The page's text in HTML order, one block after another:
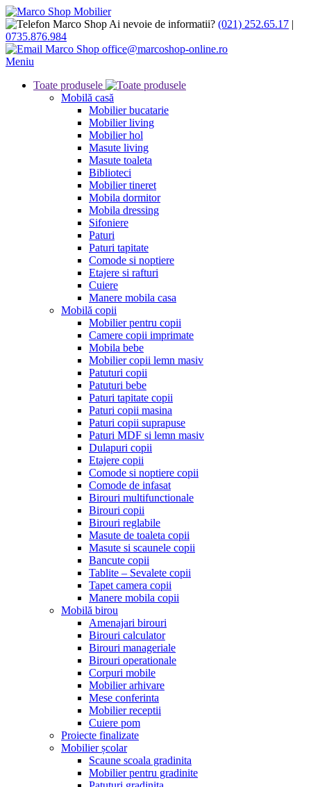
Ai nevoie de informatii? (021) 252.65.17 |
0735.876.984
office@marcoshop-online.ro
Meniu
Toate produsele
Mobilă casă
Mobilier bucatarie
Mobilier living
Mobilier hol
Masute living
Masute toaleta
Biblioteci
Mobilier tineret
Mobila dormitor
Mobila dressing
Sifoniere
Paturi
Paturi tapitate
Comode si noptiere
Etajere si rafturi
Cuiere
Manere mobila casa
Mobilă copii
Mobilier pentru copii
Camere copii imprimate
Mobila bebe
Mobilier copii lemn masiv
Patuturi copii
Patuturi bebe
Paturi tapitate copii
Paturi copii masina
Paturi copii suprapuse
Paturi MDF si lemn masiv
Dulapuri copii
Etajere copii
Comode si noptiere copii
Comode de infasat
Birouri multifunctionale
Birouri copii
Birouri reglabile
Masute de toaleta copii
Masute si scaunele copii
Bancute copii
Tablite – Sevalete copii
Tapet camera copii
Manere mobila copii
Mobilă birou
Amenajari birouri
Birouri calculator
Birouri manageriale
Birouri operationale
Corpuri mobile
Mobilier arhivare
Mese conferinta
Mobilier receptii
Cuiere pom
Proiecte finalizate
Mobilier școlar
Scaune scoala gradinita
Mobilier pentru gradinite